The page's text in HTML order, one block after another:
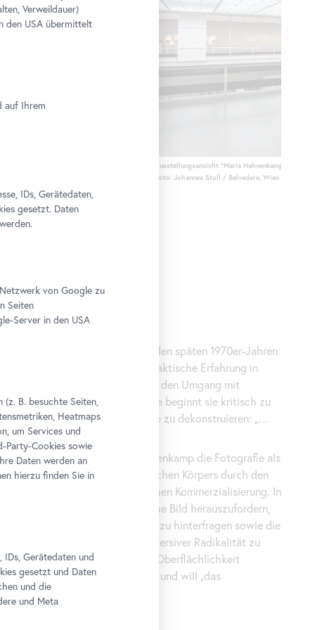
Ausstellungsansicht "Maria Hahnenkamp",
Foto: Johannes Stoll / Belvedere, Wien
Maria Hahnenkamp, Dokumentation des Arbeitsprozesses an
professionellen Fotografie in den späten 1970er-Jahren
und eignet sich durch die praktische Erfahrung in
das handwerkliche Wissen für den Umgang mit
an. Das tagsüber Erlernte beginnt sie kritisch zu
formal umzustülpen sowie zu dekonstruieren: „…
mit Werbebildern erkennt Hahnenkamp die Fotografie als
Aneignung des weiblichen Körpers durch den
als Medium einer oberflächlichen Kommerzialisierung. In
sie einen Weg, das fotografische Bild herauszufordern,
Konventionen zu hinterfragen sowie die
Darstellung von Frauen in subversiver Radikalität zu
es sich stets zur Aufgabe, „der Oberflächlichkeit
jegliche mediale Schaulust und will „das
– sichtbar machen“.
Verweildauer)
den USA übermittelt
auf Ihrem
IDs, Gerätedaten,
gesetzt. Daten
von Google zu
Seiten
Server in den USA
(z. B. besuchte Seiten,
Heatmaps
um Services und
Party-Cookies sowie
Daten werden an
hierzu finden Sie in
IDs, Gerätedaten und
gesetzt und Daten
und die
und Meta